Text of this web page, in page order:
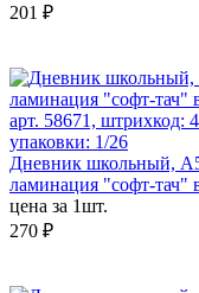
201 ₽
арт. 58671, штрихкод:
упаковки: 1/26
Дневник школьный,
ламинация "софт-тач"
цена за 1шт.
270 ₽